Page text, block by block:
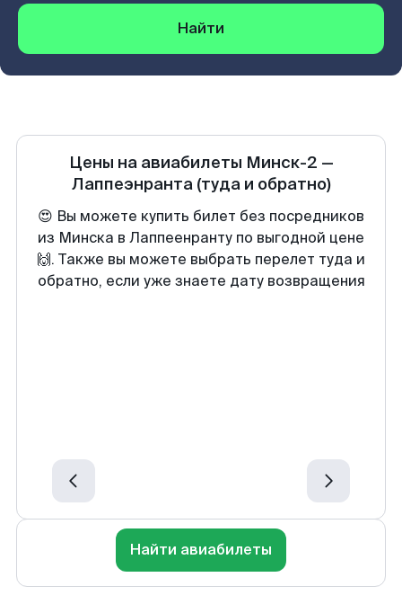
Найти
Цены на авиабилеты Минск-2 —
Лаппеэнранта (туда и обратно)
😍 Вы можете купить билет без посредников
из Минска в Лаппеенранту по выгодной цене
🙌. Также вы можете выбрать перелет туда и
обратно, если уже знаете дату возвращения
Найти авиабилеты